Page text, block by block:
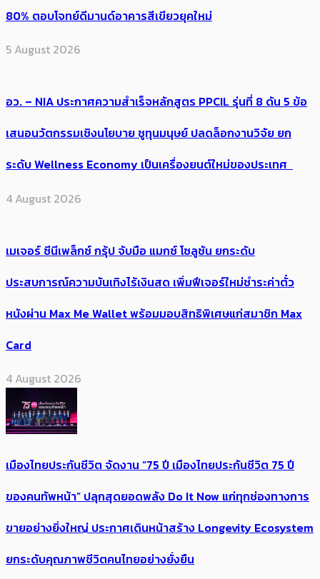
80% ตอบโจทย์ดีมานด์อาคารสีเขียวยุคใหม่
5 August 2026
อว. – NIA ประกาศความสำเร็จหลักสูตร PPCIL รุ่นที่ 8 ดัน 5 ข้อ
เสนอนวัตกรรมเชิงนโยบาย ชูทุนมนุษย์ ปลดล็อกงานวิจัย ยก
ระดับ Wellness Economy เป็นเครื่องยนต์ใหม่ของประเทศ
4 August 2026
เมเจอร์ ซีนีเพล็กซ์ กรุ้ป จับมือ แมกซ์ โซลูชัน ยกระดับ
ประสบการณ์ความบันเทิงไร้เงินสด เพิ่มฟีเจอร์ใหม่ชำระค่าตั๋ว
หนังผ่าน Max Me Wallet พร้อมมอบสิทธิพิเศษแก่สมาชิก Max
Card
4 August 2026
เมืองไทยประกันชีวิต จัดงาน “75 ปี เมืองไทยประกันชีวิต 75 ปี
ของคนทัพหน้า” ปลุกสุดยอดพลัง Do It Now แก่ทุกช่องทางการ
ขายอย่างยิ่งใหญ่ ประกาศเดินหน้าสร้าง Longevity Ecosystem
ยกระดับคุณภาพชีวิตคนไทยอย่างยั่งยืน